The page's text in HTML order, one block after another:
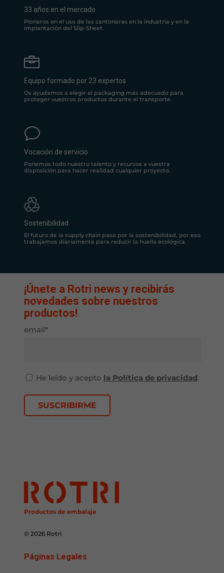
33 años en el mercado
Pioneros en el uso de las cantoneras en la industria y en la
implantación del Slip-Sheet.

Equipo formado por 23 expertos
Os ayudamos a elegir el packaging más adecuado para
proteger vuestros productos durante el transporte.
v
Vocación de servicio
Ponemos todo nuestro talento y recursos a vuestra
disposición para hacer realidad cualquier proyecto.
Sostenibilidad
El futuro de la supply chain pasa por la sostenibilidad, por eso
trabajamos diariamente para reducir la huella ecológica.
¡Únete a Rotri news y recibirás
novedades sobre nuestros
productos!
email*
He leído y acepto la Política de privacidad.
Productos de embalaje
© 2026 Rotri
Páginas Legales